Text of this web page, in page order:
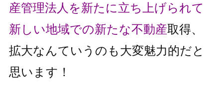
産管理法人を新たに立ち上げられて
新しい地域での新たな不動産取得、
拡大なんていうのも大変魅力的だと
思います！